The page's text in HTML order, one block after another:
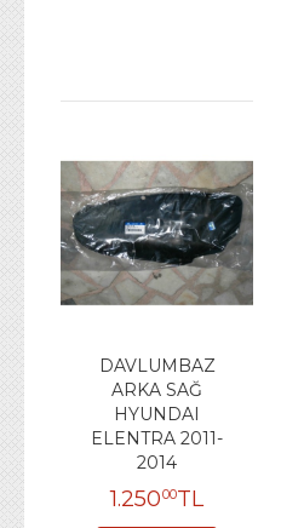
DAVLUMBAZ
ARKA SAĞ
HYUNDAI
ELENTRA 2011-
2014
1.25000TL